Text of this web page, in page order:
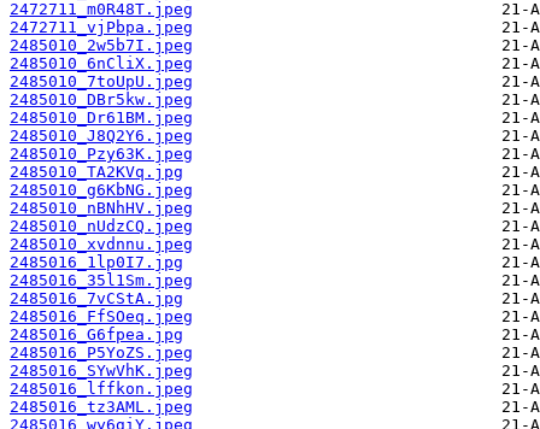
2472711_m0R48T.jpeg
2472711_vjPbpa.jpeg
2485010_2w5b7I.jpeg
2485010_6nCliX.jpeg
2485010_7toUpU.jpeg
2485010_DBr5kw.jpeg
2485010_Dr61BM.jpeg
2485010_J8Q2Y6.jpeg
2485010_Pzy63K.jpeg
2485010_TA2KVq.jpg
2485010_g6KbNG.jpeg
2485010_nBNhHV.jpeg
2485010_nUdzCQ.jpeg
2485010_xvdnnu.jpeg
2485016_1lp0I7.jpg
2485016_35l1Sm.jpeg
2485016_7vCStA.jpg
2485016_FfSOeq.jpeg
2485016_G6fpea.jpg
2485016_P5YoZS.jpeg
2485016_SYwVhK.jpeg
2485016_lffkon.jpeg
2485016_tz3AML.jpeg
2485016_wy6giY.jpeg